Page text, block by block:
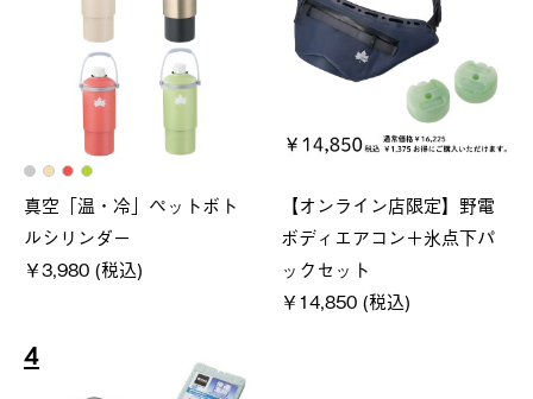
真空「温・冷」ペットボト
ルシリンダー
￥3,980 (税込)
【オンライン店限定】野電
ボディエアコン＋氷点下パ
ックセット
￥14,850 (税込)
4